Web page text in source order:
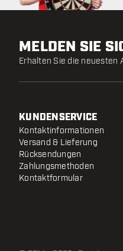
MELDEN SIE
Erhalten Sie die neuesten
KUNDENSERVICE
Kontaktinformationen
Versand & Lieferung
Rücksendungen
Zahlungsmethoden
Kontaktformular